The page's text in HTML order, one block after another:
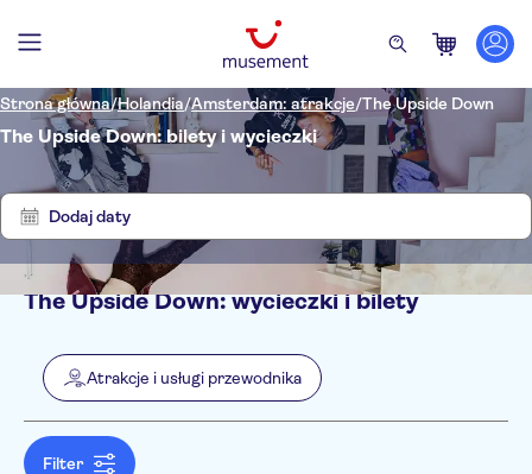
Strona główna/Holandia/Amsterdam: atrakcje/The Upside Down
The Upside Down: bilety i wycieczki
Dodaj daty
Filtry Cena (osoba dorosła)
Min. zł Max. zł
NO-PICKUP
Bilet
E-Voucher
Bezpłatne anulowanie
Natychmiastowe potwierdzenie
Kategorie
Język
Wyczyść
Pokaż
wyniki:
The Upside Down: wycieczki i bilety
Atrakcje i usługi przewodnika
Filter